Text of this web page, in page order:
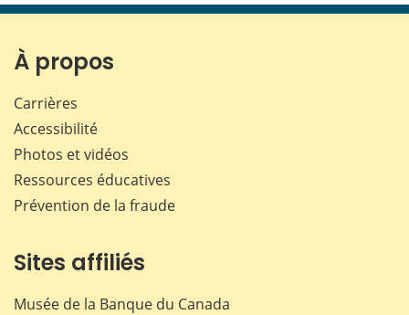
page page page page
À propos
Carrières
Accessibilité
Photos et vidéos
Ressources éducatives
Prévention de la fraude
Sites affiliés
Musée de la Banque du Canada